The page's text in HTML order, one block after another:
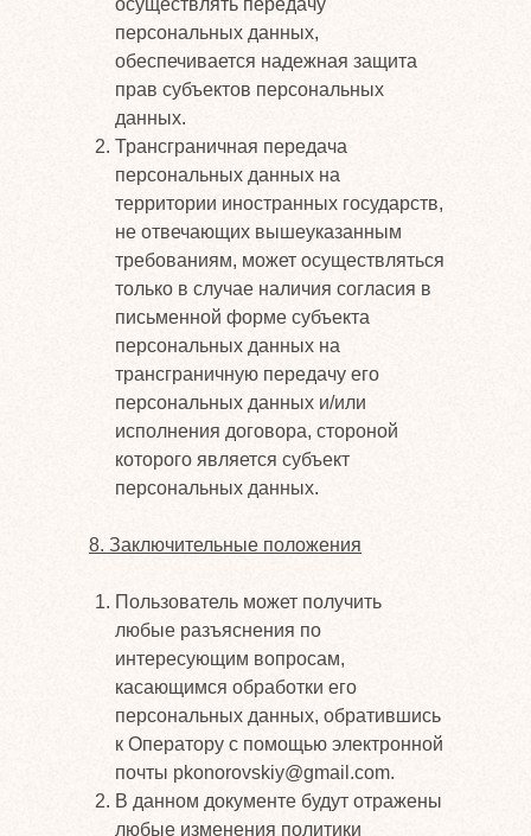
осуществлять передачу
персональных данных,
обеспечивается надежная защита
прав субъектов персональных
данных.
Трансграничная передача
персональных данных на
территории иностранных государств,
не отвечающих вышеуказанным
требованиям, может осуществляться
только в случае наличия согласия в
письменной форме субъекта
персональных данных на
трансграничную передачу его
персональных данных и/или
исполнения договора, стороной
которого является субъект
персональных данных.
8. Заключительные положения
Пользователь может получить
любые разъяснения по
интересующим вопросам,
касающимся обработки его
персональных данных, обратившись
к Оператору с помощью электронной
почты pkonorovskiy@gmail.com.
В данном документе будут отражены
любые изменения политики